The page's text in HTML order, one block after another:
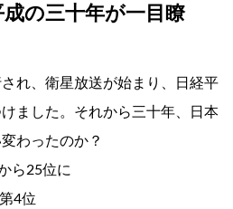
の三十年が一目瞭
れ、衛星放送が始まり、日経平
ました。それから三十年、日本
わったのか？
ら25位に
4位